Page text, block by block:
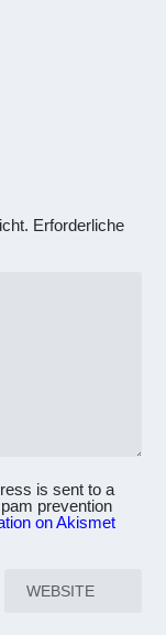
Erforderliche
is sent to a
prevention
on Akismet